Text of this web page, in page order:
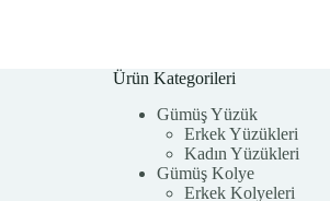
Ürün Kategorileri
Gümüş Yüzük
Erkek Yüzükleri
Kadın Yüzükleri
Gümüş Kolye
Erkek Kolyeleri